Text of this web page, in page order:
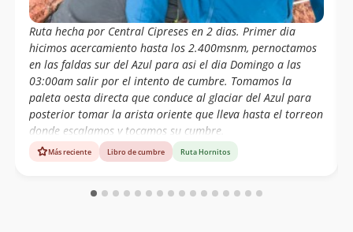
Ruta hecha por Central Cipreses en 2 dias. Primer dia
hicimos acercamiento hasta los 2.400msnm, pernoctamos
en las faldas sur del Azul para asi el dia Domingo a las
03:00am salir por el intento de cumbre. Tomamos la
paleta oesta directa que conduce al glaciar del Azul para
posterior tomar la arista oriente que lleva hasta el torreon
donde escalamos y tocamos su cumbre.
Más reciente Libro de cumbre Ruta Hornitos